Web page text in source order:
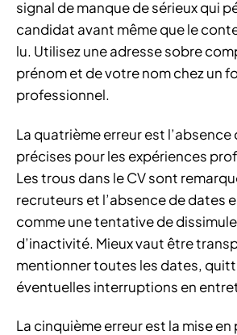
signal de manque de sérieux qui
candidat avant même que le
lu. Utilisez une adresse sobre
prénom et de votre nom chez un
professionnel.
La quatrième erreur est l’absence
précises pour les expériences
Les trous dans le CV sont
recruteurs et l’absence de dates
comme une tentative de
d’inactivité. Mieux vaut être
mentionner toutes les dates,
éventuelles interruptions en
La cinquième erreur est la mise